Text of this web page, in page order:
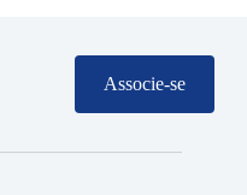
Associe-se